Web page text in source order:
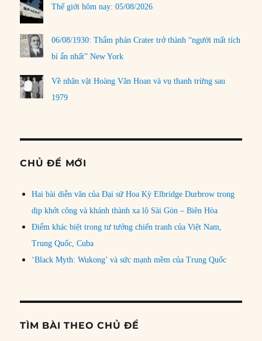
Thế giới hôm nay: 05/08/2026
06/08/1930: Thẩm phán Crater trở thành “người mất tích
bí ẩn nhất” New York
Về nhân vật Hoàng Văn Hoan và vụ thanh trừng sau
1979
CHỦ ĐỀ MỚI
Hai bài diễn văn của Đại sứ Hoa Kỳ Elbridge Durbrow trong
dịp khởi công và khánh thành xa lộ Sài Gòn – Biên Hòa
Điểm khác biệt trong tư tưởng chiến tranh của Việt Nam,
Trung Quốc, Cuba
‘Black Myth: Wukong’ và sức mạnh mềm của Trung Quốc
TÌM BÀI THEO CHỦ ĐỀ